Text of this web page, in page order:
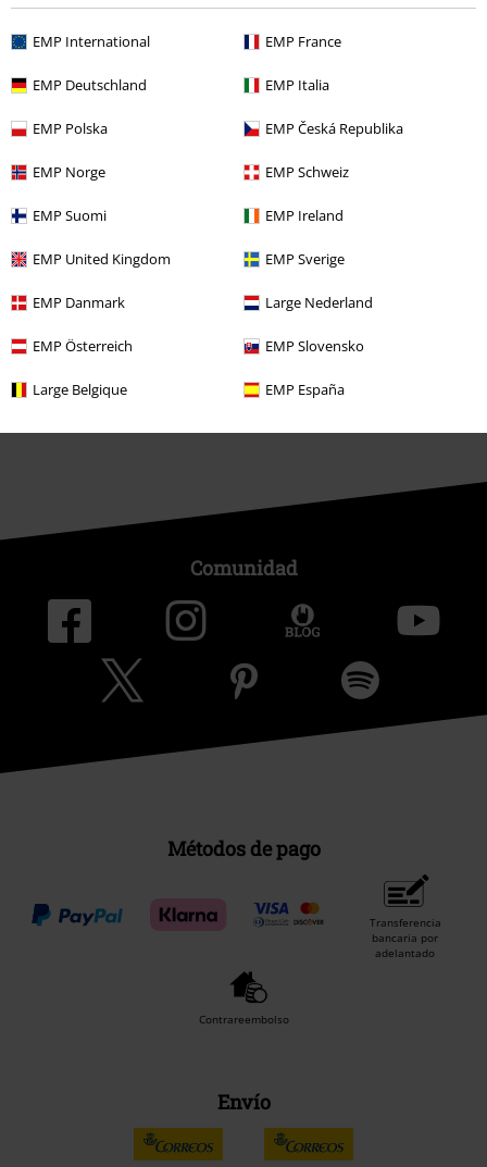
EMP International EMP France
EMP Deutschland EMP Italia
EMP Polska EMP Česká Republika
EMP Norge EMP Schweiz
EMP Suomi EMP Ireland
EMP United Kingdom EMP Sverige
EMP Danmark Large Nederland
EMP Österreich EMP Slovensko
Large Belgique EMP España
Cheques Regalo
Descuento para estudiantes
EMP Backstage Club
Sobre EMP
EMP Eventos
Programa de Afiliados
Sostenibilidad
Comunidad
Métodos de pago
Transferencia
bancaria por
adelantado
Contrareembolso
Envío